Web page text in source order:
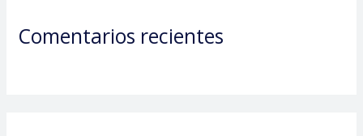
Comentarios recientes